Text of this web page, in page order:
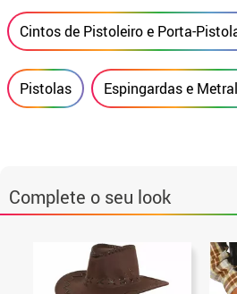
Cintos de Pistoleiro e Porta-
Pistolas Espingardas e
Complete o seu look